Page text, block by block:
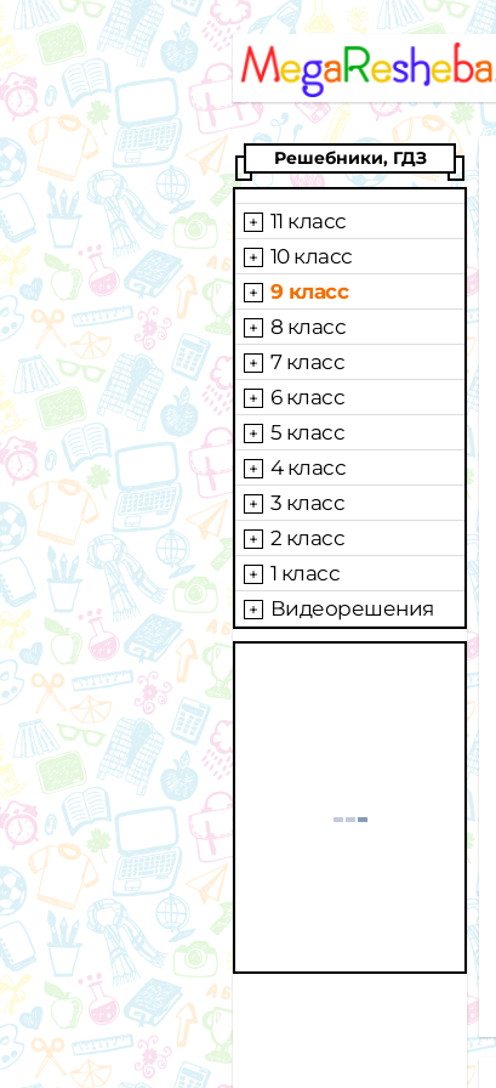
Решебники, ГДЗ
11 класс
10 класс
9 класс
8 класс
7 класс
6 класс
5 класс
4 класс
3 класс
2 класс
1 класс
Видеорешения